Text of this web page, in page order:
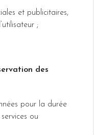
et publicitaires,
;
des
pour la durée
ou